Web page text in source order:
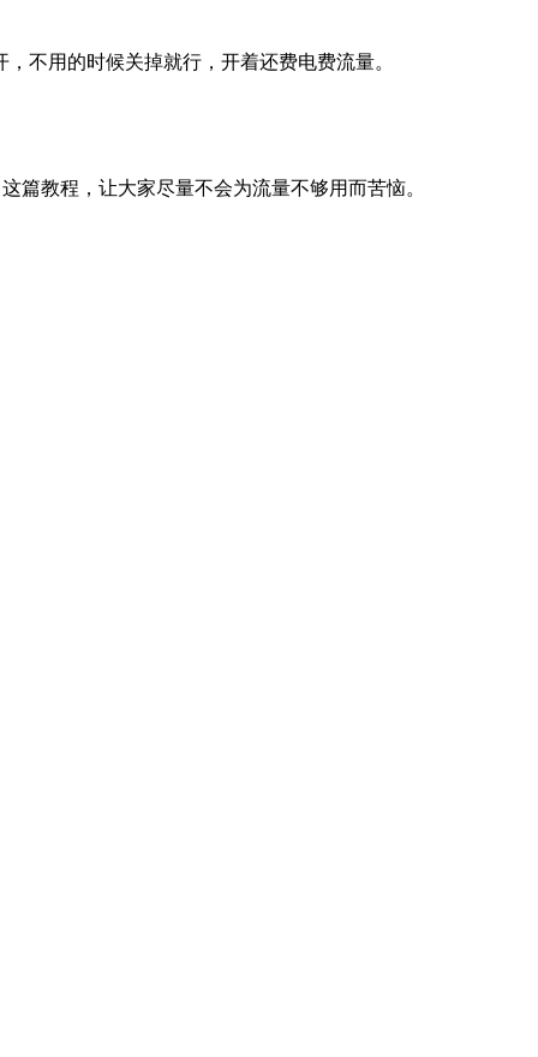
不用的时候关掉就行，开着还费电费流量。
篇教程，让大家尽量不会为流量不够用而苦恼。